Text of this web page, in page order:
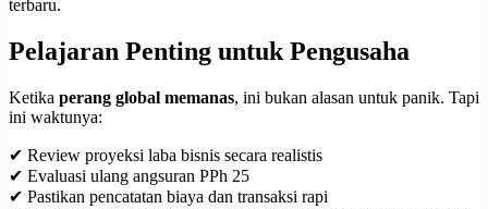
terbaru.
Pelajaran Penting untuk Pengusaha
Ketika perang global memanas, ini bukan alasan untuk panik. Tapi
ini waktunya:
✔ Review proyeksi laba bisnis secara realistis
✔ Evaluasi ulang angsuran PPh 25
✔ Pastikan pencatatan biaya dan transaksi rapi